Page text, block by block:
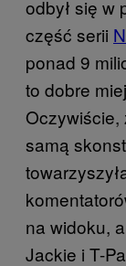
odbył się w
część serii
ponad 9
to dobre
Oczywiście,
samą
na widoku,
Jackie i T-